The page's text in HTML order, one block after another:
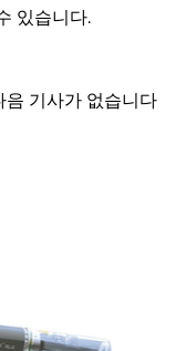
있습니다.
음 기사가 없습니다